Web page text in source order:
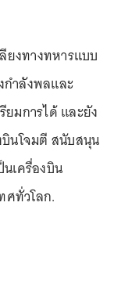
ยงทางทหารแบบ
กำลังพลและ
มการได้ และยัง
บินโจมตี สนับสนุน
เครื่องบิน
ศทั่วโลก.